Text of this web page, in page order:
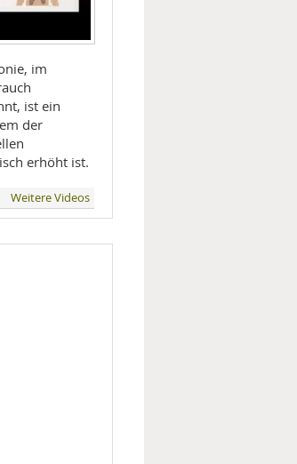
im
ist ein
der
erhöht ist.
Weitere Videos